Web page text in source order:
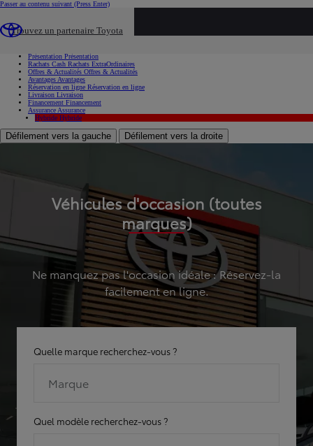
Passer au contenu suivant (Press Enter)
Trouvez un partenaire Toyota
Présentation Présentation
Rachats Cash Rachats ExtraOrdinaires
Offres & Actualités Offres & Actualités
Avantages Avantages
Réservation en ligne Réservation en ligne
Livraison Livraison
Financement Financement
Assurance Assurance
Hybride Hybride
Défilement vers la gauche Défilement vers la droite
Véhicules d'occasion (toutes
marques)
Ne manquez pas l'occasion idéale : Réservez-la
facilement en ligne.
Quelle marque recherchez-vous ?
Marque
Quel modèle recherchez-vous ?